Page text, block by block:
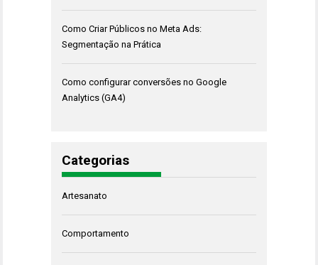
Como Criar Públicos no Meta Ads:
Segmentação na Prática
Como configurar conversões no Google
Analytics (GA4)
Categorias
Artesanato
Comportamento